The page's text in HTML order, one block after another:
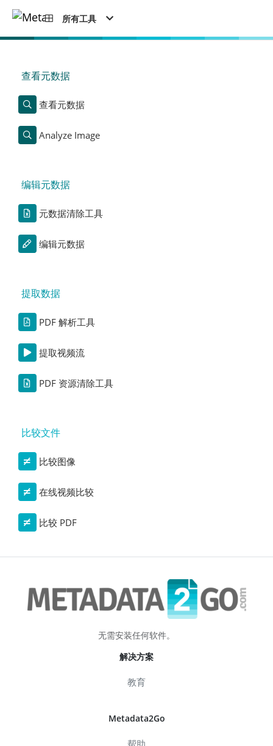
所有工具
查看元数据
查看元数据
Analyze Image
编辑元数据
元数据清除工具
编辑元数据
提取数据
PDF 解析工具
提取视频流
PDF 资源清除工具
比较文件
比较图像
在线视频比较
比较 PDF
无需安装任何软件。
解决方案
教育
Metadata2Go
帮助